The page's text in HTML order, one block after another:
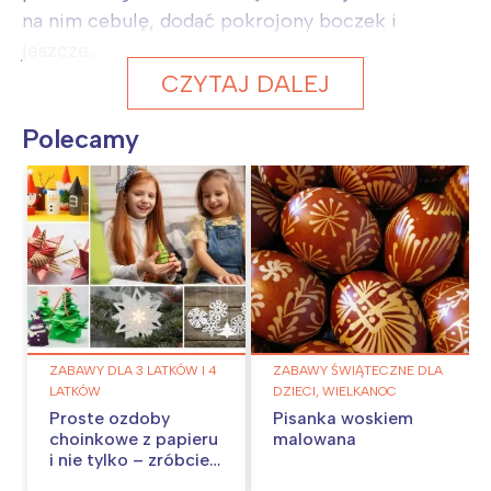
na nim cebulę, dodać pokrojony boczek i
CZYTAJ DALEJ
Polecamy
ZABAWY DLA 3 LATKÓW I 4
LATKÓW
Proste ozdoby
choinkowe z papieru
i nie tylko – zróbcie
ZABAWY ŚWIĄTECZNE DLA
DZIECI, WIELKANOC
Pisanka woskiem
malowana